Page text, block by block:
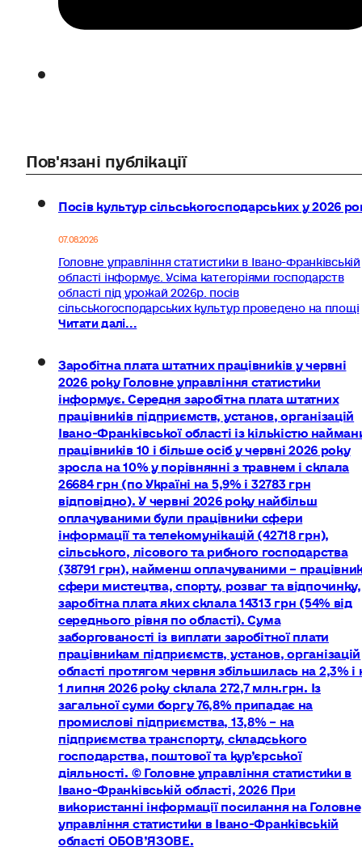
Пов'язані публікації
Посів культур сільськогосподарських у 2026
07.08.2026
Головне управління статистики в Івано-Франківській
області інформує. Усіма категоріями господарств
області під урожай 2026р. посів
сільськогосподарських культур проведено на площі
Читати далі...
Заробітна плата штатних працівників у червні
2026 року Головне управління статистики
інформує. Середня заробітна плата штатних
працівників підприємств, установ, організацій
Івано-Франківської області із кількістю
працівників 10 і більше осіб у червні 2026 року
зросла на 10% у порівнянні з травнем і склала
26684 грн (по Україні на 5,9% і 32783 грн
відповідно). У червні 2026 року найбільш
оплачуваними були працівники сфери
інформації та телекомунікацій (42718 грн),
сільського, лісового та рибного господарства
(38791 грн), найменш оплачуваними –
сфери мистецтва, спорту, розваг та відпочинку,
заробітна плата яких склала 14313 грн (54% від
середнього рівня по області). Сума
заборгованості із виплати заробітної плати
працівникам підприємств, установ, організацій
області протягом червня збільшилась на 2,3% і
1 липня 2026 року склала 272,7 млн.грн. Із
загальної суми боргу 76,8% припадає на
промислові підприємства, 13,8% – на
підприємства транспорту, складського
господарства, поштової та кур’єрської
діяльності. © Головне управління статистики в
Івано-Франківській області, 2026 При
використанні інформації посилання на Головне
управління статистики в Івано-Франківській
області ОБОВ’ЯЗОВЕ.